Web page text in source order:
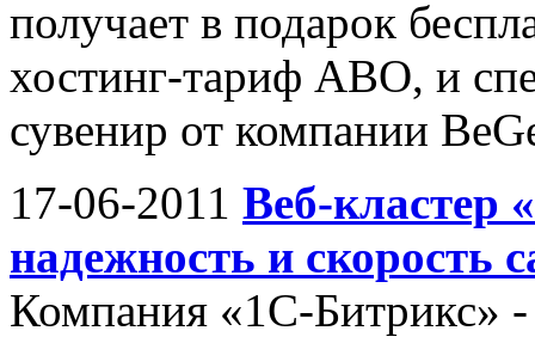
получает в подарок
хостинг-тариф ABO, и
сувенир от компании
17-06-2011 Веб-кластер
надежность и скорость
Компания «1С-Битрикс»